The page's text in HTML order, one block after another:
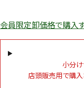
会員限定卸価格で購入
小分け
店頭販売用で購入